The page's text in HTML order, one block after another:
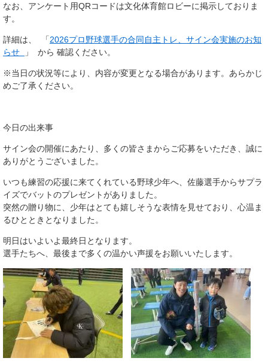
なお、アンケート用QRコードは文化体育館ロビーに掲示しておりま
す。
詳細は、 「2026プロ野球選手の合同自主トレ、サイン会実施のお知
らせ
」 から 確認ください。
※当日の状況等により、内容が変更となる場合があります。あらかじ
めご了承ください。
今日の出来事
サイン会の開催にあたり、多くの皆さまからご応募をいただき、誠に
ありがとうございました。
いつも練習の応援に来てくれている野球少年へ、佐藤選手からサプラ
イズでバットのプレゼントがありました。
突然の贈り物に、少年はとても嬉しそうな表情を見せており、心温ま
るひとときとなりました。
明日はいよいよ最終日となります。
選手たちへ、最後まで多くの温かい声援をお願いいたします。